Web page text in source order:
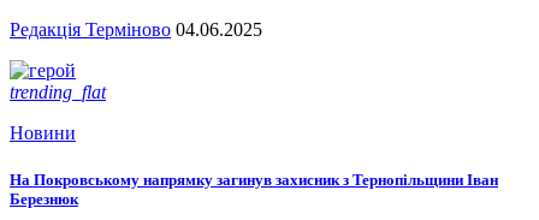
Редакція Терміново 04.06.2025
trending_flat
Новини
На Покровському напрямку загинув захисник з Тернопільщини Іван
Березнюк